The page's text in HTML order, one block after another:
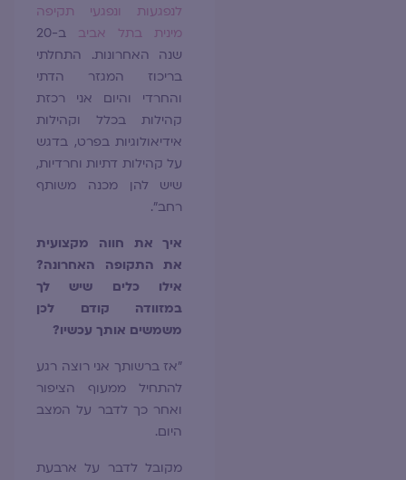
לנפגעות ונפגעי תקיפה
מינית בתל אביב
ב-20
שנה האחרונות. התחלתי
בריכוז המגזר הדתי
והחרדי והיום אני רכזת
קהילות בכלל וקהילות
אידיאולוגיות בפרט, בדגש
על קהילות דתיות וחרדיות,
שיש להן מכנה משותף
רחב".
איך את חווה מקצועית
את התקופה האחרונה?
אילו כלים שיש לך
במזוודה קודם לכן
משמשים אותך עכשיו?
"אז ברשותך אני רוצה רגע
להתחיל ממעוף הציפור
ואחר כך לדבר על המצב
היום.
מקובל לדבר על ארבעת